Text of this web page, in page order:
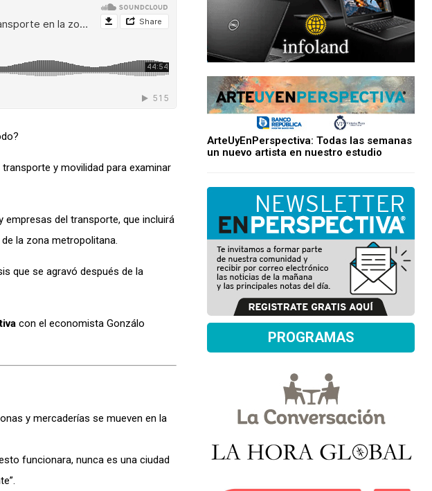
y movilidad para examinar
empresas del transporte, que incluirá
la zona metropolitana.
que se agravó después de la
con el economista Gonzálo
y mercaderías se mueven en la
funcionara, nunca es una ciudad
ArteUyEnPerspectiva: Todas las semanas
un nuevo artista en nuestro estudio
PROGRAMAS